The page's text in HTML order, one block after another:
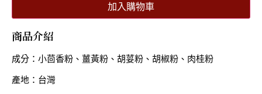
加入購物車
商品介紹
成分：小茴香粉、薑黃粉、胡荽粉、胡椒粉、肉桂粉
產地：台灣